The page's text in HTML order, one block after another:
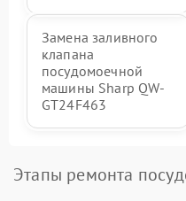
Замена заливного
клапана
посудомоечной
машины Sharp QW-
GT24F463
Этапы ремонта